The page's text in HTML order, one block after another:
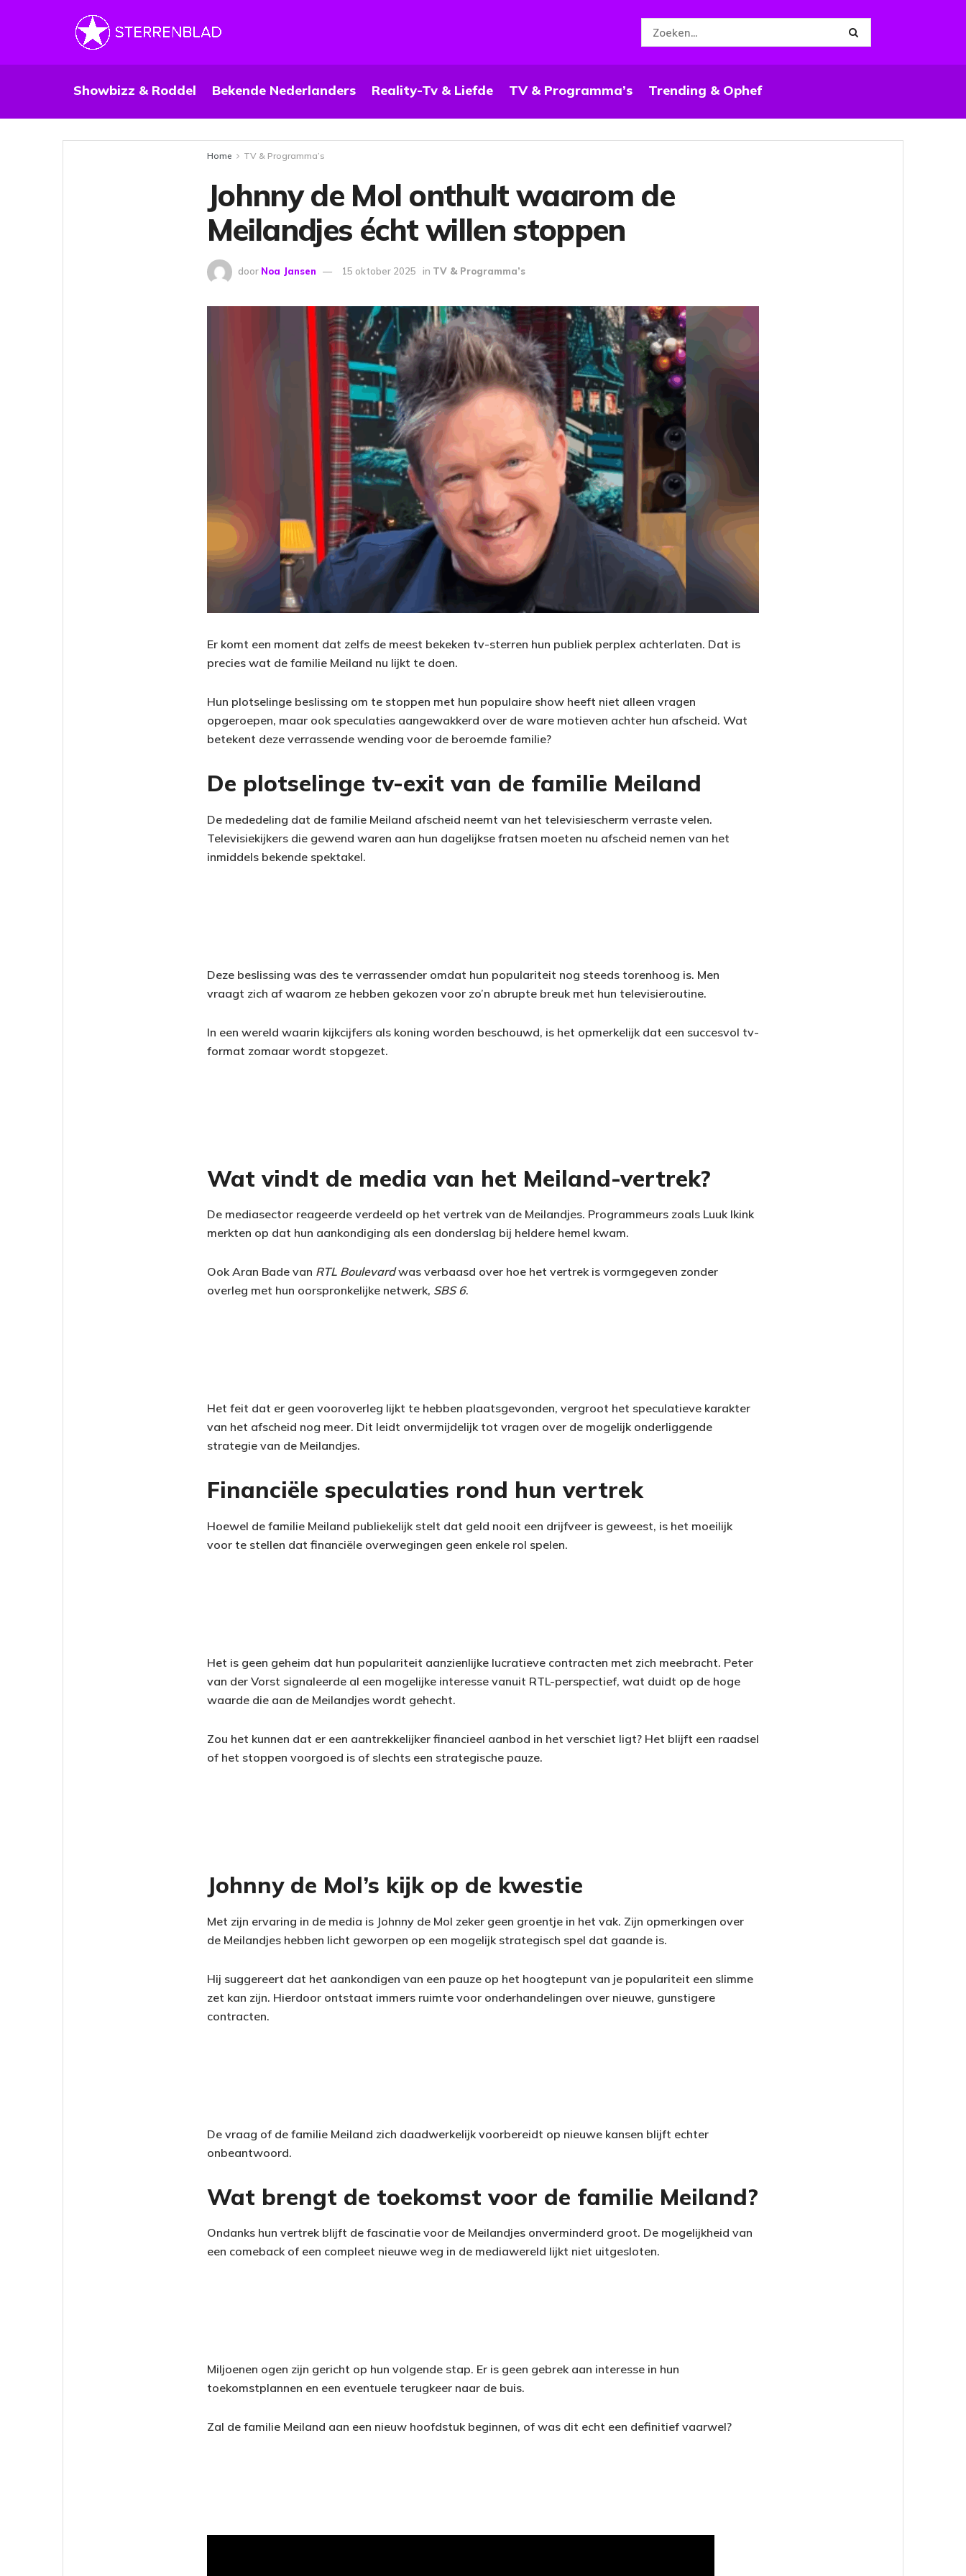
Showbizz & Roddel Bekende Nederlanders Reality-Tv & Liefde TV & Programma’s Trending & Ophef
Home TV & Programma’s
Johnny de Mol onthult waarom de
Meilandjes écht willen stoppen
door Noa Jansen 15 oktober 2025 in TV & Programma’s
Er komt een moment dat zelfs de meest bekeken tv-sterren hun publiek perplex achterlaten. Dat is
precies wat de familie Meiland nu lijkt te doen.
Hun plotselinge beslissing om te stoppen met hun populaire show heeft niet alleen vragen
opgeroepen, maar ook speculaties aangewakkerd over de ware motieven achter hun afscheid. Wat
betekent deze verrassende wending voor de beroemde familie?
De plotselinge tv-exit van de familie Meiland
De mededeling dat de familie Meiland afscheid neemt van het televisiescherm verraste velen.
Televisiekijkers die gewend waren aan hun dagelijkse fratsen moeten nu afscheid nemen van het
inmiddels bekende spektakel.
Deze beslissing was des te verrassender omdat hun populariteit nog steeds torenhoog is. Men
vraagt zich af waarom ze hebben gekozen voor zo’n abrupte breuk met hun televisieroutine.
In een wereld waarin kijkcijfers als koning worden beschouwd, is het opmerkelijk dat een succesvol tv-
format zomaar wordt stopgezet.
Wat vindt de media van het Meiland-vertrek?
De mediasector reageerde verdeeld op het vertrek van de Meilandjes. Programmeurs zoals Luuk Ikink
merkten op dat hun aankondiging als een donderslag bij heldere hemel kwam.
Ook Aran Bade van RTL Boulevardwas verbaasd over hoe het vertrek is vormgegeven zonder
overleg met hun oorspronkelijke netwerk, SBS 6.
Het feit dat er geen vooroverleg lijkt te hebben plaatsgevonden, vergroot het speculatieve karakter
van het afscheid nog meer. Dit leidt onvermijdelijk tot vragen over de mogelijk onderliggende
strategie van de Meilandjes.
Financiële speculaties rond hun vertrek
Hoewel de familie Meiland publiekelijk stelt dat geld nooit een drijfveer is geweest, is het moeilijk
voor te stellen dat financiële overwegingen geen enkele rol spelen.
Het is geen geheim dat hun populariteit aanzienlijke lucratieve contracten met zich meebracht. Peter
van der Vorst signaleerde al een mogelijke interesse vanuit RTL-perspectief, wat duidt op de hoge
waarde die aan de Meilandjes wordt gehecht.
Zou het kunnen dat er een aantrekkelijker financieel aanbod in het verschiet ligt? Het blijft een raadsel
of het stoppen voorgoed is of slechts een strategische pauze.
Johnny de Mol’s kijk op de kwestie
Met zijn ervaring in de media is Johnny de Mol zeker geen groentje in het vak. Zijn opmerkingen over
de Meilandjes hebben licht geworpen op een mogelijk strategisch spel dat gaande is.
Hij suggereert dat het aankondigen van een pauze op het hoogtepunt van je populariteit een slimme
zet kan zijn. Hierdoor ontstaat immers ruimte voor onderhandelingen over nieuwe, gunstigere
contracten.
De vraag of de familie Meiland zich daadwerkelijk voorbereidt op nieuwe kansen blijft echter
onbeantwoord.
Wat brengt de toekomst voor de familie Meiland?
Ondanks hun vertrek blijft de fascinatie voor de Meilandjes onverminderd groot. De mogelijkheid van
een comeback of een compleet nieuwe weg in de mediawereld lijkt niet uitgesloten.
Miljoenen ogen zijn gericht op hun volgende stap. Er is geen gebrek aan interesse in hun
toekomstplannen en een eventuele terugkeer naar de buis.
Zal de familie Meiland aan een nieuw hoofdstuk beginnen, of was dit echt een definitief vaarwel?